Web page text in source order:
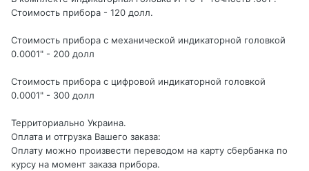
Стоимость прибора - 120 долл.
Стоимость прибора с механической индикаторной головкой
0.0001" - 200 долл
Стоимость прибора с цифровой индикаторной головкой
0.0001" - 300 долл
Территориально Украина.
Оплата и отгрузка Вашего заказа:
Оплату можно произвести переводом на карту сбербанка по
курсу на момент заказа прибора.